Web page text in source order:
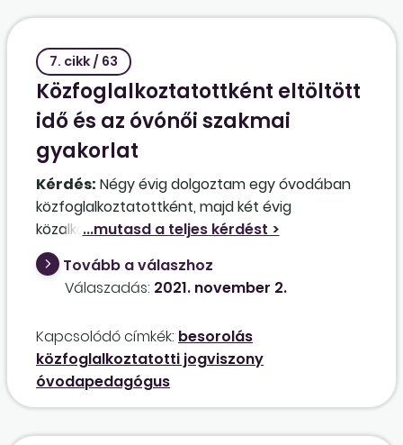
elhatározott létszámcsökkentés lenne az
távollétről visszatért az egyik
kormánytisztviselő, akinek a szervezeti
egységénél a feladatai ellátása érdekében
kinevezésmódosítással elkezdtek korábban
alkalmazni egy másik kormánytisztviselőt,
akinek szintén határozatlan időre szól a
kinevezése, és így most többen lesznek ennél a
szervezeti egységnél, mint ahány fő kell a
feladatellátáshoz.
7. cikk / 63
Közfoglalkoztatottként eltöltött
idő és az óvónői szakmai
gyakorlat
Kérdés: Négy évig dolgoztam egy óvodában
közfoglalkoztatottként, majd két évig
közalkalmazottként. Közben elvégeztem az
óvodapedagógus szakot. Ha óvodában,
óvónőként szeretnék dolgozni, Gyakornok vagy
Pedagógus I. besorolásom lenne? A hat év
közfoglalkoztatotti jogviszony?
Tovább a válaszhoz
Válaszadás: 2021. november 2.
Kapcsolódó címkék: besorolás
közfoglalkoztatotti jogviszony
óvodapedagógus